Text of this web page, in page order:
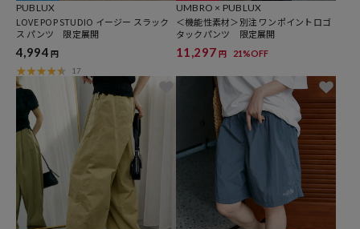
PUBLUX
LOVE POP STUDIO イージー スラック
ス パンツ 限定展開
4,994 円
17
UMBRO × PUBLUX
＜機能性素材＞別注 ワンポイントロゴ
タックパンツ 限定展開
11,297 円 21%OFF